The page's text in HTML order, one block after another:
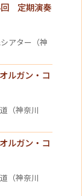
定期演奏
アター（神
ルガン・コ
（神奈川
ルガン・コ
（神奈川